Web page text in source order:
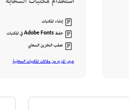
إنشاء المكتبات
حفظ Adobe Fonts في المكتبات
تعقب التخزين السحابي
عرض المزيد من مقالات المكتبات السحابية